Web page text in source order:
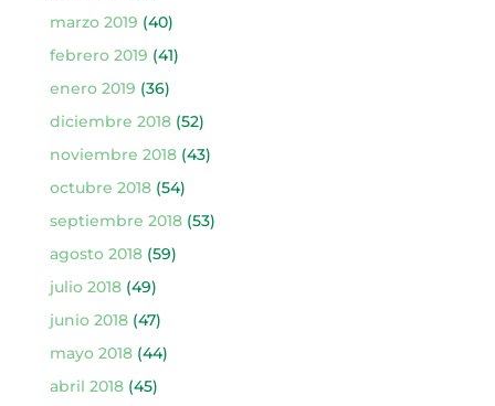
marzo 2019 (40)
febrero 2019 (41)
enero 2019 (36)
diciembre 2018(52)
noviembre 2018(43)
octubre 2018(54)
septiembre 2018(53)
agosto 2018(59)
julio 2018(49)
junio 2018(47)
mayo 2018(44)
abril 2018(45)